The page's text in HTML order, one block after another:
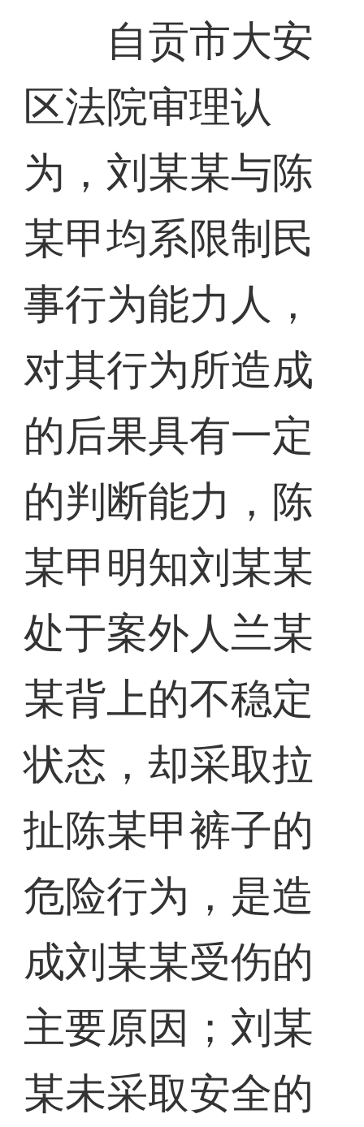
自贡市大安
区法院审理认
为，刘某某与陈
某甲均系限制民
事行为能力人，
对其行为所造成
的后果具有一定
的判断能力，陈
某甲明知刘某某
处于案外人兰某
某背上的不稳定
状态，却采取拉
扯陈某甲裤子的
危险行为，是造
成刘某某受伤的
主要原因；刘某
某未采取安全的